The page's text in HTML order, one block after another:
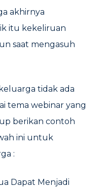
akhirnya
itu kekeliruan
saat mengasuh
tidak ada
tema webinar yang
berikan contoh
ini untuk
:
Dapat Menjadi